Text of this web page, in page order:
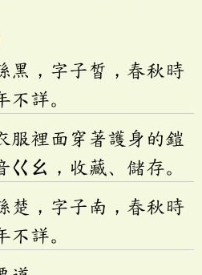
黑，字子皙，春秋時
不詳。
服裡面穿著護身的鎧
ㄍㄠ ，收藏、儲存。
楚，字子南，春秋時
不詳。